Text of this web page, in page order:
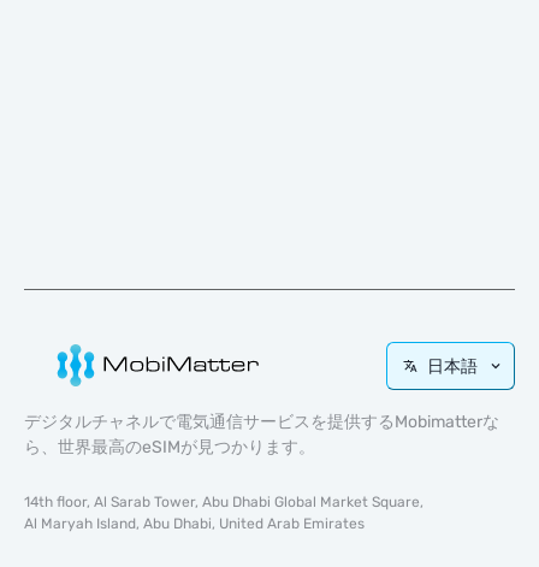
日本語
デジタルチャネルで電気通信サービスを提供するMobimatterな
ら、世界最高のeSIMが見つかります。
14th floor, Al Sarab Tower, Abu Dhabi Global Market Square,
Al Maryah Island, Abu Dhabi, United Arab Emirates